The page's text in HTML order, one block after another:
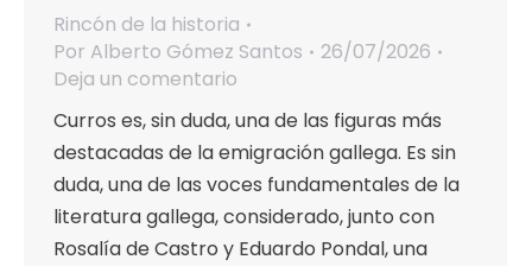
Rincón de la historia
Por Alberto Gómez Santos
26/07/2026
Deja un comentario
Curros es, sin duda, una de las figuras más
destacadas de la emigración gallega. Es sin
duda, una de las voces fundamentales de la
literatura gallega, considerado, junto con
Rosalía de Castro y Eduardo Pondal, una